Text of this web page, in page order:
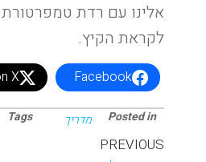
אלינו עם רדת טמפרטורת
לקראת הקיץ.
Facebook
X
Posted in מדריך Tags
PREVIOUS